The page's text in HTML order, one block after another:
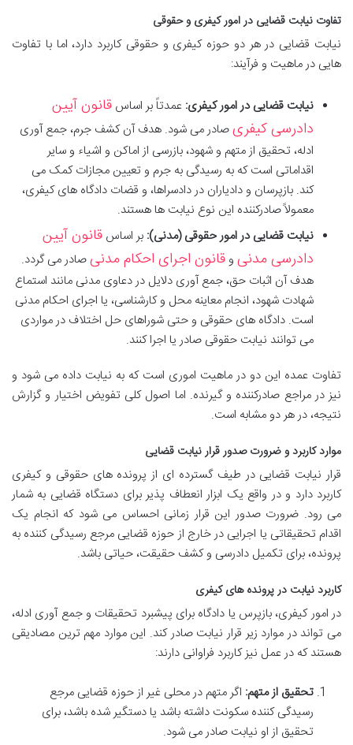
تفاوت نیابت قضایی در امور کیفری و حقوقی
نیابت قضایی در هر دو حوزه کیفری و حقوقی کاربرد دارد، اما با تفاوت
هایی در ماهیت و فرآیند:
نیابت قضایی در امور کیفری: عمدتاً بر اساس قانون آیین
دادرسی کیفریصادر می شود. هدف آن کشف جرم، جمع آوری
ادله، تحقیق از متهم و شهود، بازرسی از اماکن و اشیاء و سایر
اقداماتی است که به رسیدگی به جرم و تعیین مجازات کمک می
کند. بازپرسان و دادیاران در دادسراها، و قضات دادگاه های کیفری،
معمولاً صادرکننده این نوع نیابت ها هستند.
نیابت قضایی در امور حقوقی (مدنی): بر اساس قانون آیین
دادرسی مدنی وقانون اجرای احکام مدنیصادر می گردد.
هدف آن اثبات حق، جمع آوری دلایل در دعاوی مدنی مانند استماع
شهادت شهود، انجام معاینه محل و کارشناسی، یا اجرای احکام مدنی
است. دادگاه های حقوقی و حتی شوراهای حل اختلاف در مواردی
می توانند نیابت حقوقی صادر یا اجرا کنند.
تفاوت عمده این دو در ماهیت اموری است که به نیابت داده می شود و
نیز در مراجع صادرکننده و گیرنده. اما اصول کلی تفویض اختیار و گزارش
نتیجه، در هر دو مشابه است.
موارد کاربرد و ضرورت صدور قرار نیابت قضایی
قرار نیابت قضایی در طیف گسترده ای از پرونده های حقوقی و کیفری
کاربرد دارد و در واقع یک ابزار انعطاف پذیر برای دستگاه قضایی به شمار
می رود. ضرورت صدور این قرار زمانی احساس می شود که انجام یک
اقدام تحقیقاتی یا اجرایی در خارج از حوزه قضایی مرجع رسیدگی کننده به
پرونده، برای تکمیل دادرسی و کشف حقیقت، حیاتی باشد.
کاربرد نیابت در پرونده های کیفری
در امور کیفری، بازپرس یا دادگاه برای پیشبرد تحقیقات و جمع آوری ادله،
می تواند در موارد زیر قرار نیابت صادر کند. این موارد مهم ترین مصادیقی
هستند که در عمل نیز کاربرد فراوانی دارند:
تحقیق از متهم: اگر متهم در محلی غیر از حوزه قضایی مرجع
رسیدگی کننده سکونت داشته باشد یا دستگیر شده باشد، برای
تحقیق از او نیابت صادر می شود.